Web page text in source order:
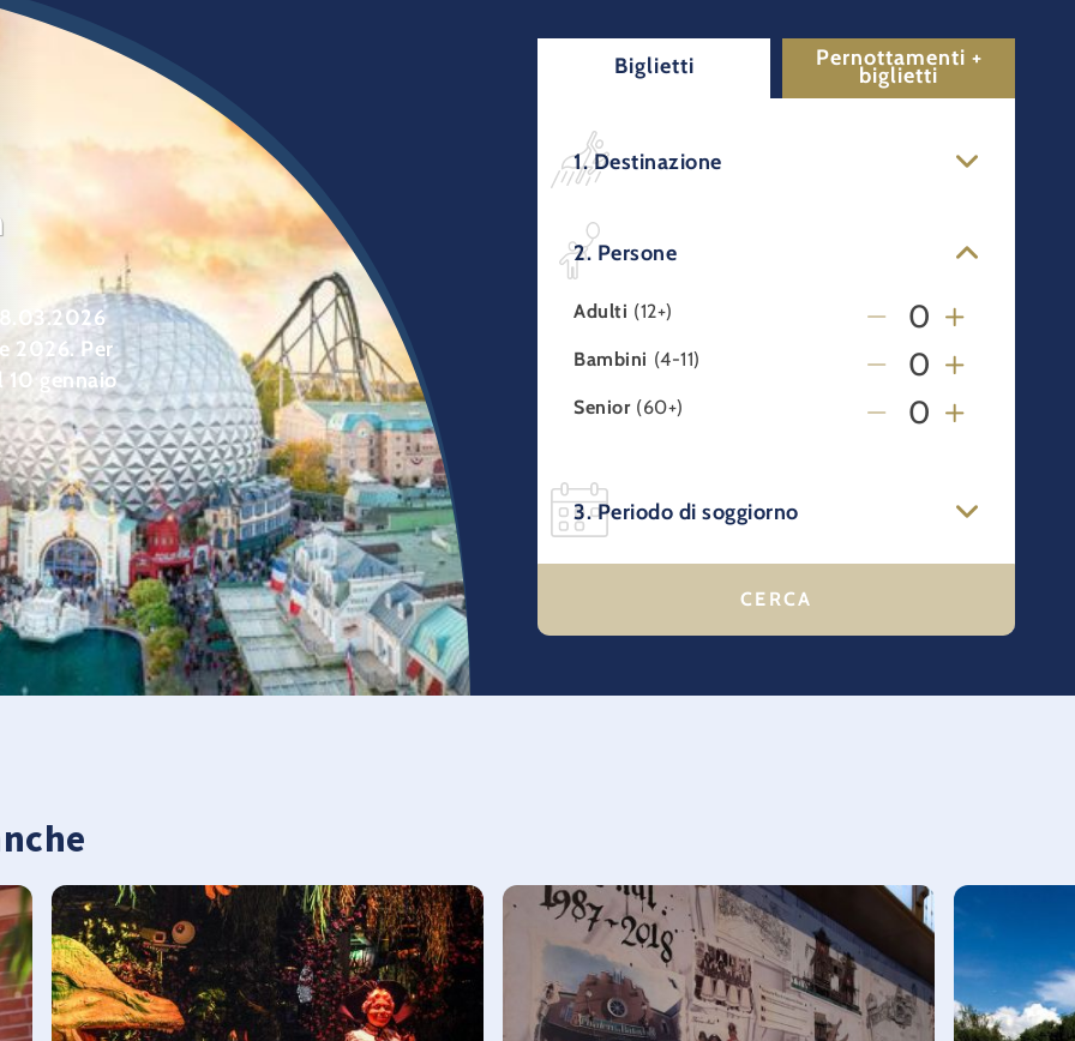
2026. Per
gennaio
Biglietti Pernottamenti +
biglietti
1. Destinazione
2. Persone
Adulti (12+)
Bambini (4-11)
Senior (60+)
3. Periodo di soggiorno